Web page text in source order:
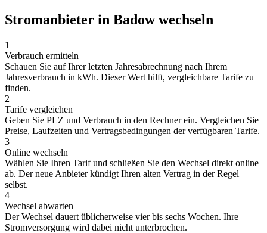
Stromanbieter in Badow wechseln
1
Verbrauch ermitteln
Schauen Sie auf Ihrer letzten Jahresabrechnung nach Ihrem
Jahresverbrauch in kWh. Dieser Wert hilft, vergleichbare Tarife zu
finden.
2
Tarife vergleichen
Geben Sie PLZ und Verbrauch in den Rechner ein. Vergleichen Sie
Preise, Laufzeiten und Vertragsbedingungen der verfügbaren Tarife.
3
Online wechseln
Wählen Sie Ihren Tarif und schließen Sie den Wechsel direkt online
ab. Der neue Anbieter kündigt Ihren alten Vertrag in der Regel
selbst.
4
Wechsel abwarten
Der Wechsel dauert üblicherweise vier bis sechs Wochen. Ihre
Stromversorgung wird dabei nicht unterbrochen.